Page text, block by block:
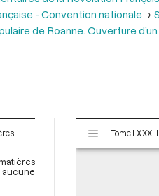
- Convention nationale
de Roanne. Ouverture
s